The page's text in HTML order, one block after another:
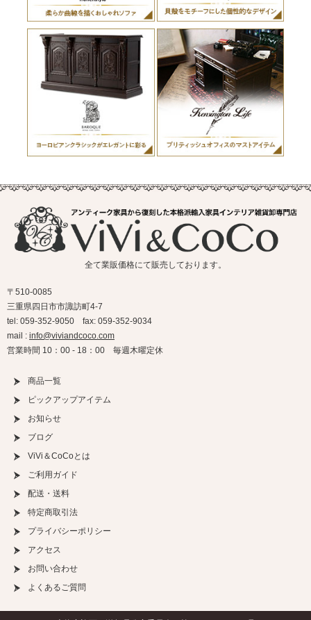
全て業販価格にて販売しております。
〒510-0085
三重県四日市市諏訪町4-7
tel: 059-352-9050 fax: 059-352-9034
mail : info@viviandcoco.com
営業時間 10：00 - 18：00 毎週木曜定休
商品一覧
ピックアップアイテム
お知らせ
ブログ
ViVi＆CoCoとは
ご利用ガイド
配送・送料
特定商取引法
プライバシーポリシー
アクセス
お問い合わせ
よくあるご質問